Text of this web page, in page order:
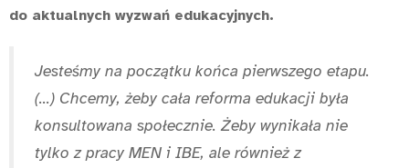
do aktualnych wyzwań edukacyjnych.
Jesteśmy na początku końca pierwszego etapu.
(...) Chcemy, żeby cała reforma edukacji była
konsultowana społecznie. Żeby wynikała nie
tylko z pracy MEN i IBE, ale również z